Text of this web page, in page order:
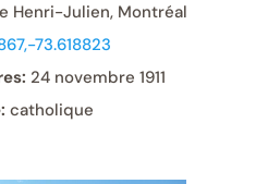
Henri-Julien, Montréal
73.618823
24 novembre 1911
catholique